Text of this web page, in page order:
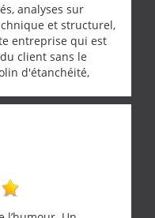
analyses sur
et structurel,
entreprise qui est
client sans le
d'étanchéité,
mis en
assurée.